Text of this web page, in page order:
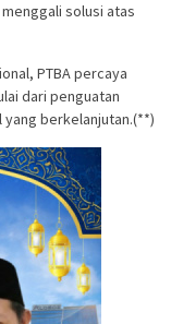
solusi atas
PTBA percaya
dari penguatan
yang berkelanjutan.(**)